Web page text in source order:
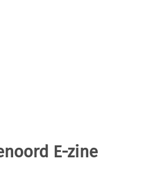
E-zine